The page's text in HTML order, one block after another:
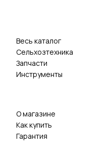
Весь каталог
Сельхозтехника
Запчасти
Инструменты
О магазине
Как купить
Гарантия